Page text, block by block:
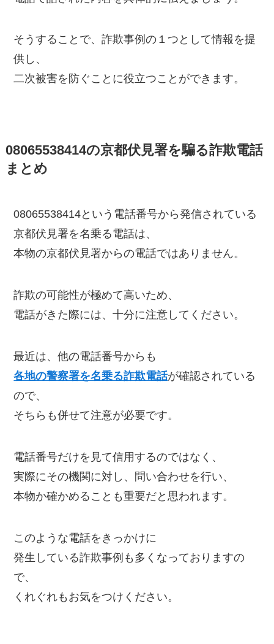
そうすることで、詐欺事例の１つとして情報を提
供し、
二次被害を防ぐことに役立つことができます。
08065538414の京都伏見署を騙る詐欺電話
まとめ
08065538414という電話番号から発信されている
京都伏見署を名乗る電話は、
本物の京都伏見署からの電話ではありません。
詐欺の可能性が極めて高いため、
電話がきた際には、十分に注意してください。
最近は、他の電話番号からも
各地の警察署を名乗る詐欺電話が確認されている
ので、
そちらも併せて注意が必要です。
電話番号だけを見て信用するのではなく、
実際にその機関に対し、問い合わせを行い、
本物か確かめることも重要だと思われます。
このような電話をきっかけに
発生している詐欺事例も多くなっておりますの
で、
くれぐれもお気をつけください。